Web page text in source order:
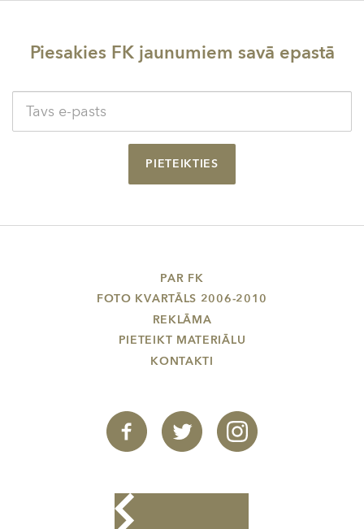
Piesakies FK jaunumiem savā epastā
PIETEIKTIES
PAR FK
FOTO KVARTĀLS 2006-2010
REKLĀMA
PIETEIKT MATERIĀLU
KONTAKTI